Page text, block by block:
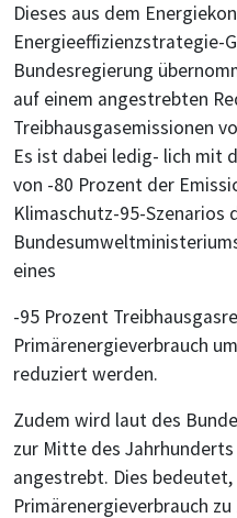
Dieses aus dem
Energieeffizienzstrategie-
Bundesregierung
auf einem angestrebten
Treibhausgasemissionen
Es ist dabei ledig- lich mit
von -80 Prozent der
Klimaschutz-95-Szenarios
eines
-95 Prozent
Primärenergieverbrauch
reduziert werden.
Zudem wird laut des
zur Mitte des
angestrebt. Dies
Primärenergieverbrauch